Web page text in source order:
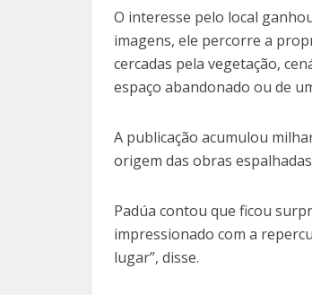
O interesse pelo local
imagens, ele percorre a
cercadas pela vegetação,
espaço abandonado ou de
A publicação acumulou
origem das obras
Padúa contou que ficou
impressionado com a
lugar”, disse.